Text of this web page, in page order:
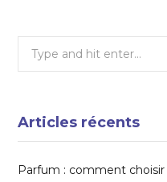
Search
Articles récents
Parfum : comment